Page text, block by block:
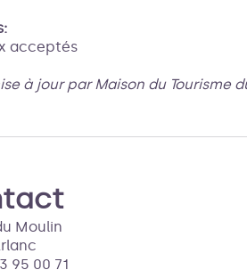
acceptés
à jour par Maison du Tourisme
Moulin
95 00 71